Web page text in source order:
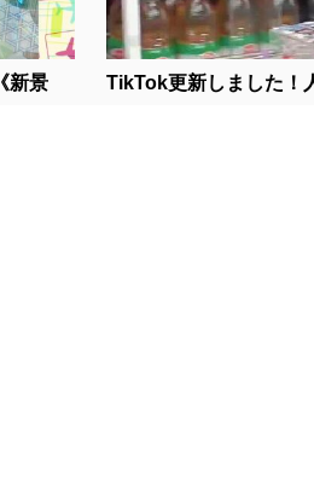
新景 TikTok更新しました！